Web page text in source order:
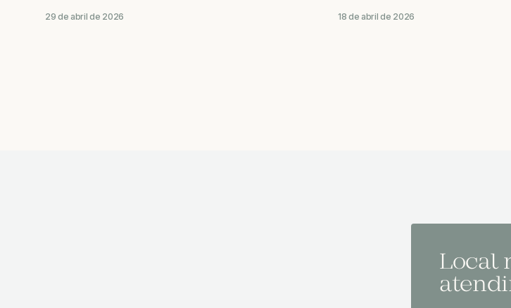
29 de abril de 2026 18 de abril de 2026
Local